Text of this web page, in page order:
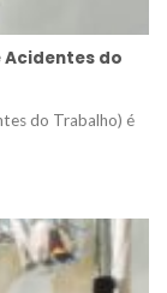
Acidentes do
do Trabalho) é